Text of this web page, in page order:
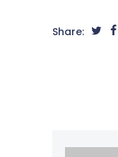
Share: